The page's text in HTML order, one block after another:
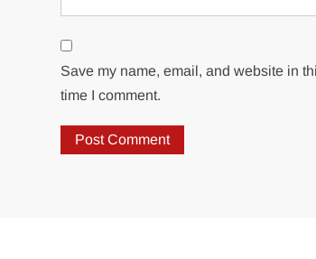
Save my name, email, and website in
time I comment.